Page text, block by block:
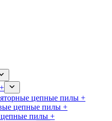
цепные пилы +
цепные пилы +
пилы +